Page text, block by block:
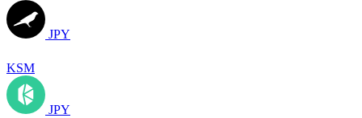
JPY
KSM
JPY